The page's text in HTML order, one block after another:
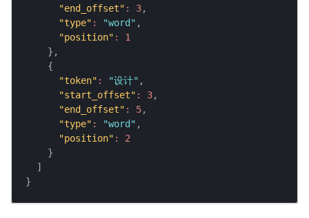
"end_offset" : 3,
"type" : "word" ,
"position" :
1
} ,
{
"token" : "设计" ,
"start_offset" : 3,
"end_offset" : 5,
"type" : "word" ,
"position" :
2
}
]
}